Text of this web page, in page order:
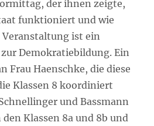
der ihnen zeigte,
funktioniert und wie
ist ein
Demokratiebildung. Ein
Frau Haenschke, die diese
Klassen 8 koordiniert
und Bassmann
Klassen 8a und 8b und